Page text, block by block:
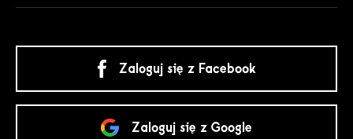
Zaloguj się z Facebook
Zaloguj się z Google